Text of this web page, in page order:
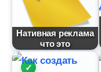
Нативная реклама
что это